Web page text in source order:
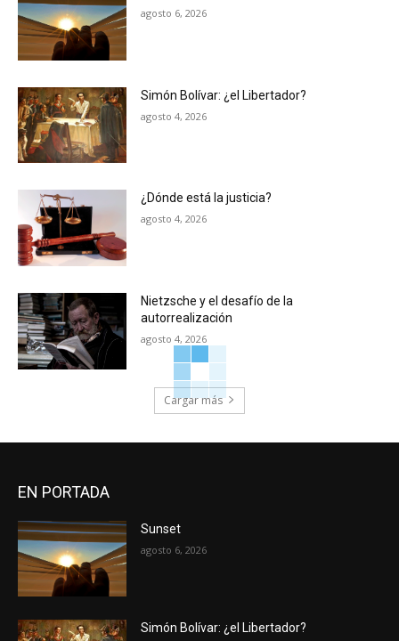
agosto 6, 2026
Simón Bolívar: ¿el Libertador?
agosto 4, 2026
¿Dónde está la justicia?
agosto 4, 2026
Nietzsche y el desafío de la
autorrealización
agosto 4, 2026
Cargar más
EN PORTADA
Sunset
agosto 6, 2026
Simón Bolívar: ¿el Libertador?